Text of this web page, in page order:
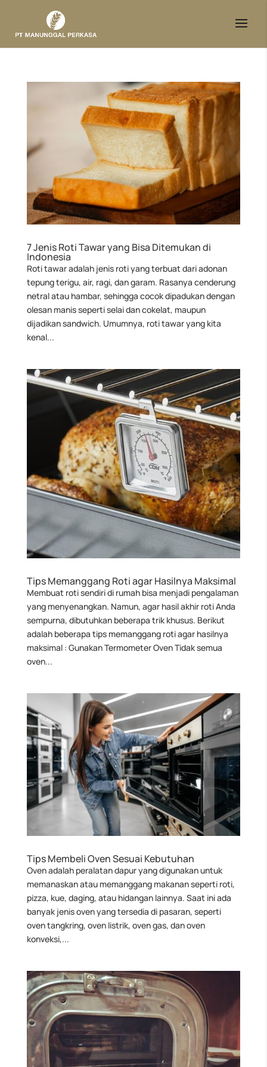
7 Jenis Roti Tawar yang Bisa Ditemukan di
Indonesia
Roti tawar adalah jenis roti yang terbuat dari adonan
tepung terigu, air, ragi, dan garam. Rasanya cenderung
netral atau hambar, sehingga cocok dipadukan dengan
olesan manis seperti selai dan cokelat, maupun
dijadikan sandwich. Umumnya, roti tawar yang kita
kenal...
Tips Memanggang Roti agar Hasilnya Maksimal
Membuat roti sendiri di rumah bisa menjadi pengalaman
yang menyenangkan. Namun, agar hasil akhir roti Anda
sempurna, dibutuhkan beberapa trik khusus. Berikut
adalah beberapa tips memanggang roti agar hasilnya
maksimal : Gunakan Termometer Oven Tidak semua
oven...
Tips Membeli Oven Sesuai Kebutuhan
Oven adalah peralatan dapur yang digunakan untuk
memanaskan atau memanggang makanan seperti roti,
pizza, kue, daging, atau hidangan lainnya. Saat ini ada
banyak jenis oven yang tersedia di pasaran, seperti
oven tangkring, oven listrik, oven gas, dan oven
konveksi,...